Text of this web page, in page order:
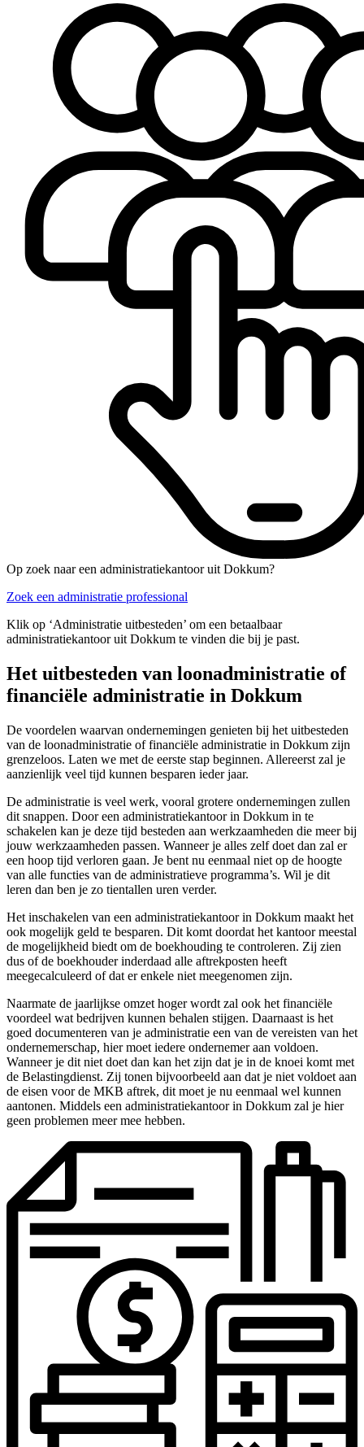
Op zoek naar een administratiekantoor uit Dokkum?
Zoek een administratie professional
Klik op ‘Administratie uitbesteden’ om een betaalbaar
administratiekantoor uit Dokkum te vinden die bij je past.
Het uitbesteden van loonadministratie of
financiële administratie in Dokkum
De voordelen waarvan ondernemingen genieten bij het uitbesteden
van de loonadministratie of financiële administratie in Dokkum zijn
grenzeloos. Laten we met de eerste stap beginnen. Allereerst zal je
aanzienlijk veel tijd kunnen besparen ieder jaar.
De administratie is veel werk, vooral grotere ondernemingen zullen
dit snappen. Door een administratiekantoor in Dokkum in te
schakelen kan je deze tijd besteden aan werkzaamheden die meer bij
jouw werkzaamheden passen. Wanneer je alles zelf doet dan zal er
een hoop tijd verloren gaan. Je bent nu eenmaal niet op de hoogte
van alle functies van de administratieve programma’s. Wil je dit
leren dan ben je zo tientallen uren verder.
Het inschakelen van een administratiekantoor in Dokkum maakt het
ook mogelijk geld te besparen. Dit komt doordat het kantoor meestal
de mogelijkheid biedt om de boekhouding te controleren. Zij zien
dus of de boekhouder inderdaad alle aftrekposten heeft
meegecalculeerd of dat er enkele niet meegenomen zijn.
Naarmate de jaarlijkse omzet hoger wordt zal ook het financiële
voordeel wat bedrijven kunnen behalen stijgen. Daarnaast is het
goed documenteren van je administratie een van de vereisten van het
ondernemerschap, hier moet iedere ondernemer aan voldoen.
Wanneer je dit niet doet dan kan het zijn dat je in de knoei komt met
de Belastingdienst. Zij tonen bijvoorbeeld aan dat je niet voldoet aan
de eisen voor de MKB aftrek, dit moet je nu eenmaal wel kunnen
aantonen. Middels een administratiekantoor in Dokkum zal je hier
geen problemen meer mee hebben.